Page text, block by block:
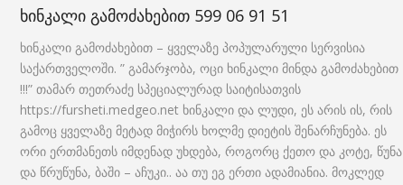
ᲮᲘᲜᲙᲐᲚᲘ ᲒᲐᲛᲝᲫᲐᲮᲔᲑᲘᲗ 599 06 91 51
ხინკალი გამოძახებით – ყველაზე პოპულარული სერვისია
საქართველოში. ” გამარჯობა, ოცი ხინკალი მინდა გამოძახებით
!!!” თამარ თეთრაძე სპეციალურად საიტისათვის
https://fursheti.medgeo.net ხინკალი და ლუდი, ეს არის ის, რის
გამოც ყველაზე მეტად მიჭირს ხოლმე დიეტის შენარჩუნება. ეს
ორი ერთმანეთს იმდენად უხდება, როგორც ქეთო და კოტე, წუნა
და წრუწუნა, ბაში – აჩუკი.. აა თუ ეგ ერთი ადამიანია. მოკლედ